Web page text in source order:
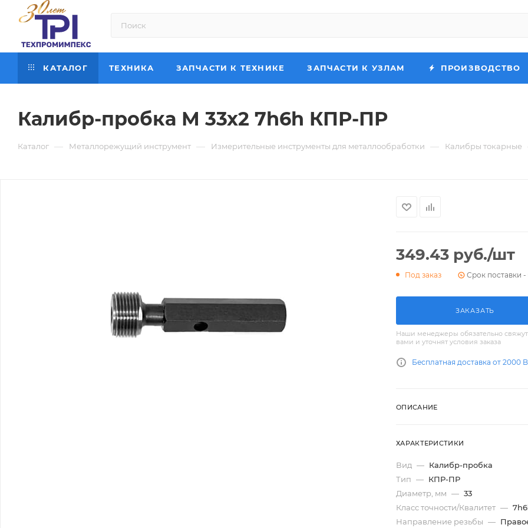
КАТАЛОГ ТЕХНИКА ЗАПЧАСТИ К ТЕХНИКЕ ЗАПЧАСТИ К УЗЛАМ ПРОИЗВОДСТВО
Калибр-пробка М 33х2 7h6h КПР-ПР
Каталог — Металлорежущий инструмент — Измерительные инструменты для металлообработки — Калибры токарные
349.43 руб./шт
Под заказ Срок поставки -
ЗАКАЗАТЬ
Наши менеджеры обязательно
вами и уточнят условия заказа
Бесплатная доставка от 2000
ОПИСАНИЕ
ХАРАКТЕРИСТИКИ
Вид — Калибр-пробка
Тип — КПР-ПР
Диаметр, мм — 33
Класс точности/Квалитет —
Направление резьбы —